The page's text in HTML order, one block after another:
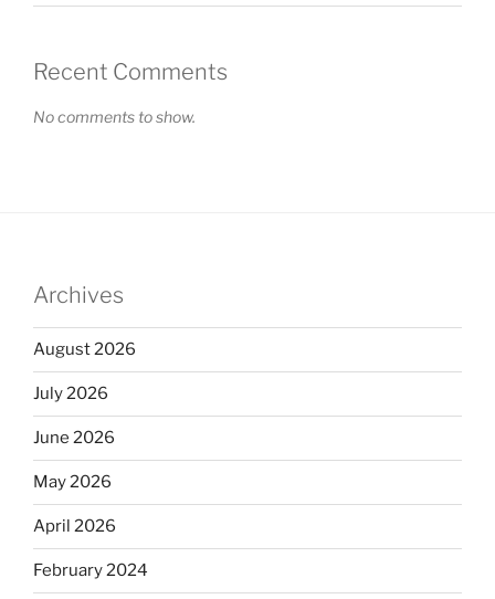
Recent Comments
No comments to show.
Archives
August 2026
July 2026
June 2026
May 2026
April 2026
February 2024